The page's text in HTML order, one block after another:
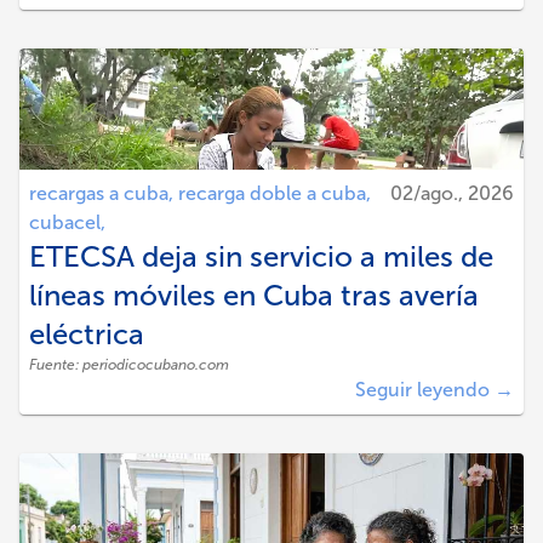
recargas a cuba, recarga doble a cuba,
cubacel,
02/ago., 2026
ETECSA deja sin servicio a miles de
líneas móviles en Cuba tras avería
eléctrica
Fuente: periodicocubano.com
Seguir leyendo →